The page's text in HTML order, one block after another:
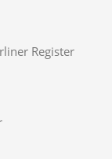
Register